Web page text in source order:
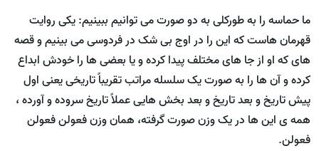
ما حماسه را به طورکلی به دو صورت می توانیم ببینیم: یکی روایت
قهرمان هاست که این را در اوج بی شک در فردوسی می بینیم و قصه
های که او از جا های مختلف پیدا کرده و یا بعضی ها را خودش ابداع
کرده و آن ها را به صورت یک سلسله مراتب تقریباً تاریخی یعنی اول
پیش تاریخ و بعد تاریخ و بعد بخش هایی عملاً تاریخ سروده و آورده ،
همه ی این ها در یک وزن صورت گرفته، همان وزن فعولن فعولن
فعولن.